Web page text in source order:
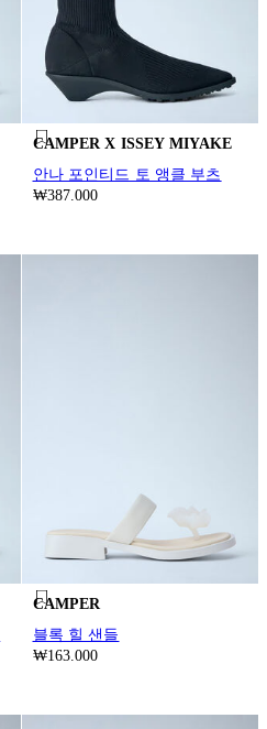
CAMPER X ISSEY MIYAKE
안나 포인티드 토 앵클 부츠
₩387.000
CAMPER
블록 힐 샌들
₩163.000